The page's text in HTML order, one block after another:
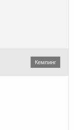
Кемпинг